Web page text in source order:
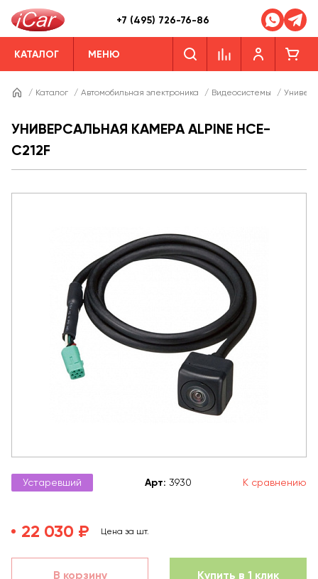
+7 (495) 726-76-86
КАТАЛОГ МЕНЮ
/ Каталог / Автомобильная электроника / Видеосистемы /
УНИВЕРСАЛЬНАЯ КАМЕРА ALPINE HCE-
C212F
Устаревший Арт: 3930 К сравнению
22 030 ₽ Цена за шт.
В корзину Купить в 1 клик